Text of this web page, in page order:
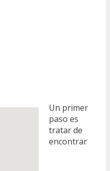
Un primer
paso es
tratar de
encontrar